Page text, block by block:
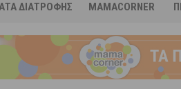
ΔΙΑΤΡΟΦΉΣ MAMACORNER